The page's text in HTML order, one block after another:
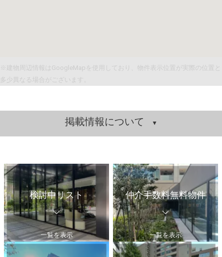
※建物周辺情報はGoogleMapを使用しており、物件表示位置が実際の位置と
多少異なる場合がございます。
掲載情報について
検討中リスト
一覧を表示
仲介手数料無料物件
一覧を表示